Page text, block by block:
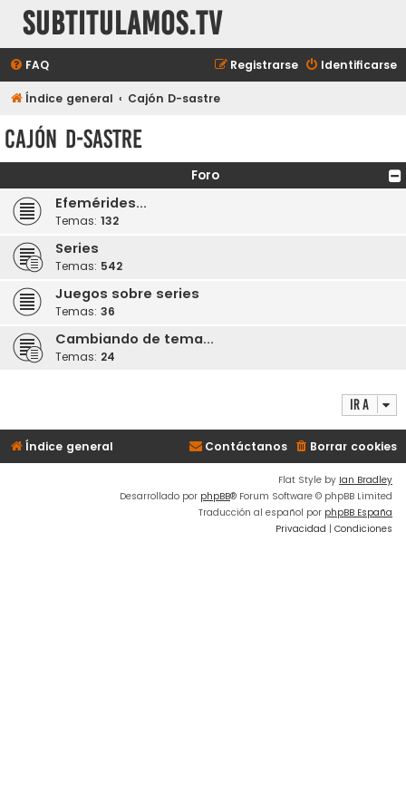
subtitulamos.tv
FAQ Identificarse
Registrarse
Índice general Cajón D-sastre
Cajón D-sastre
Foro
Efemérides...
Temas: 132
Series
Temas: 542
Juegos sobre series
Temas: 36
Cambiando de tema...
Temas: 24
Ir a
Índice general Borrar cookies
Contáctanos
Flat Style by Ian Bradley
Desarrollado por phpBB® Forum Software © phpBB Limited
Traducción al español por phpBB España
Privacidad | Condiciones